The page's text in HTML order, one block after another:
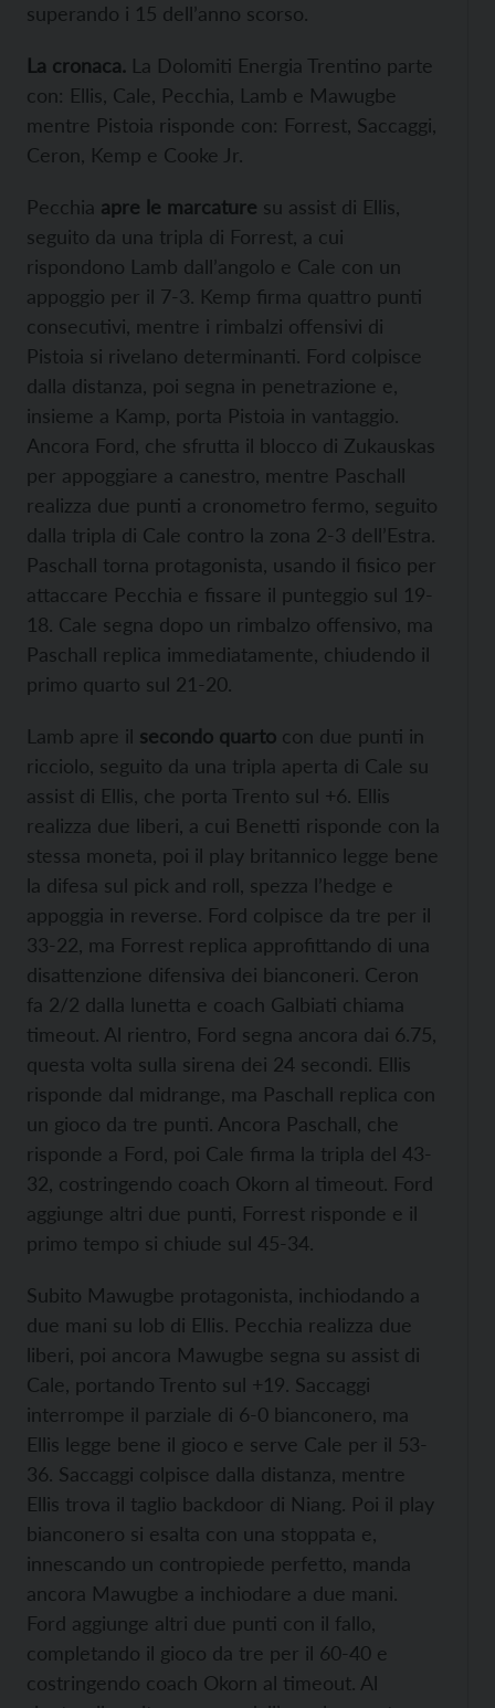
superando i 15 dell’anno scorso.
La cronaca. La Dolomiti Energia Trentino parte
con: Ellis, Cale, Pecchia, Lamb e Mawugbe
mentre Pistoia risponde con: Forrest, Saccaggi,
Ceron, Kemp e Cooke Jr.
Pecchia apre le marcature su assist di Ellis,
seguito da una tripla di Forrest, a cui
rispondono Lamb dall’angolo e Cale con un
appoggio per il 7-3. Kemp firma quattro punti
consecutivi, mentre i rimbalzi offensivi di
Pistoia si rivelano determinanti. Ford colpisce
dalla distanza, poi segna in penetrazione e,
insieme a Kamp, porta Pistoia in vantaggio.
Ancora Ford, che sfrutta il blocco di Zukauskas
per appoggiare a canestro, mentre Paschall
realizza due punti a cronometro fermo, seguito
dalla tripla di Cale contro la zona 2-3 dell’Estra.
Paschall torna protagonista, usando il fisico per
attaccare Pecchia e fissare il punteggio sul 19-
18. Cale segna dopo un rimbalzo offensivo, ma
Paschall replica immediatamente, chiudendo il
primo quarto sul 21-20.
Lamb apre il secondo quarto con due punti in
ricciolo, seguito da una tripla aperta di Cale su
assist di Ellis, che porta Trento sul +6. Ellis
realizza due liberi, a cui Benetti risponde con la
stessa moneta, poi il play britannico legge bene
la difesa sul pick and roll, spezza l’hedge e
appoggia in reverse. Ford colpisce da tre per il
33-22, ma Forrest replica approfittando di una
disattenzione difensiva dei bianconeri. Ceron
fa 2/2 dalla lunetta e coach Galbiati chiama
timeout. Al rientro, Ford segna ancora dai 6.75,
questa volta sulla sirena dei 24 secondi. Ellis
risponde dal midrange, ma Paschall replica con
un gioco da tre punti. Ancora Paschall, che
risponde a Ford, poi Cale firma la tripla del 43-
32, costringendo coach Okorn al timeout. Ford
aggiunge altri due punti, Forrest risponde e il
primo tempo si chiude sul 45-34.
Subito Mawugbe protagonista, inchiodando a
due mani su lob di Ellis. Pecchia realizza due
liberi, poi ancora Mawugbe segna su assist di
Cale, portando Trento sul +19. Saccaggi
interrompe il parziale di 6-0 bianconero, ma
Ellis legge bene il gioco e serve Cale per il 53-
36. Saccaggi colpisce dalla distanza, mentre
Ellis trova il taglio backdoor di Niang. Poi il play
bianconero si esalta con una stoppata e,
innescando un contropiede perfetto, manda
ancora Mawugbe a inchiodare a due mani.
Ford aggiunge altri due punti con il fallo,
completando il gioco da tre per il 60-40 e
costringendo coach Okorn al timeout. Al